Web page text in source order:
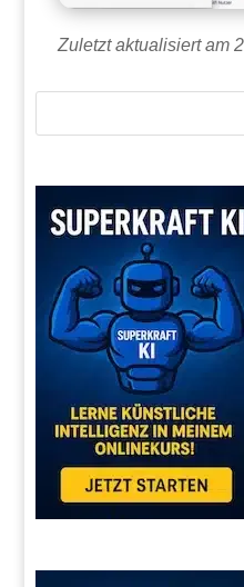
Zuletzt aktualisiert am